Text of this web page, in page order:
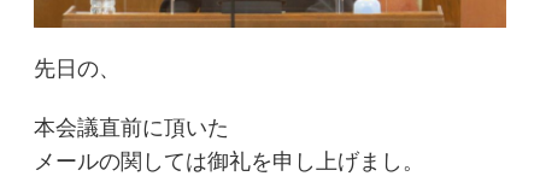
先日の、
本会議直前に頂いた
メールの関しては御礼を申し上げまし。